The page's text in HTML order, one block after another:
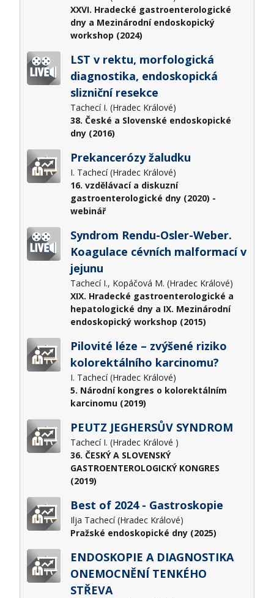
XXVI. Hradecké gastroenterologické
dny a Mezinárodní endoskopický
workshop (2024)
LST v rektu, morfologická
diagnostika, endoskopická
slizniční resekce
Tachecí I. (Hradec Králové)
38. České a Slovenské endoskopické
dny (2016)
Prekancerózy žaludku
I. Tachecí (Hradec Králové)
16. vzdělávací a diskuzní
gastroenterologické dny (2020) -
webinář
Syndrom Rendu-Osler-Weber.
Koagulace cévních malformací v
jejunu
Tachecí I., Kopáčová M. (Hradec Králové)
XIX. Hradecké gastroenterologické a
hepatologické dny a IX. Mezinárodní
endoskopický workshop (2015)
Pilovité léze – zvýšené riziko
kolorektálního karcinomu?
I. Tachecí (Hradec Králové)
5. Národní kongres o kolorektálním
karcinomu (2019)
PEUTZ JEGHERSŮV SYNDROM
Tachecí I. (Hradec Králové )
36. ČESKÝ A SLOVENSKÝ
GASTROENTEROLOGICKÝ KONGRES
(2019)
Best of 2024 - Gastroskopie
Ilja Tachecí (Hradec Králové)
Pražské endoskopické dny (2025)
ENDOSKOPIE A DIAGNOSTIKA
ONEMOCNĚNÍ TENKÉHO
STŘEVA